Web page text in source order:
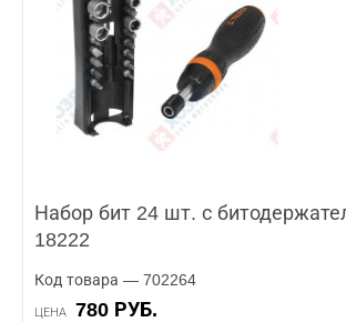
Набор бит 24 шт. с
18222
Код товара — 702264
ЦЕНА 780 РУБ.